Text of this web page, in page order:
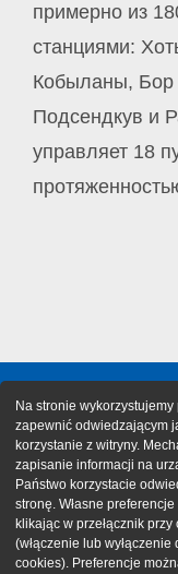
примерно из
станциями:
Кобыланы, Бор
Подсендкув и
управляет 18
Na stronie
zapewnić odwiedzającym
korzystanie z witryny.
zapisanie informacji na
Państwo korzystacie
stronę. Własne
klikając w przełącznik
(włączenie lub wyłączenie
cookies). Preferencje